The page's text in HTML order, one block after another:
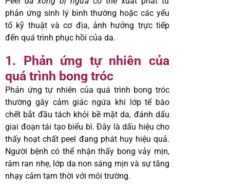
phản ứng sinh lý bình thường hoặc các yếu
tố kỹ thuật và cơ địa, ảnh hưởng trực tiếp
đến quá trình phục hồi của da.
1. Phản ứng tự nhiên của
quá trình bong tróc
Phản ứng tự nhiên của quá trình bong tróc
thường gây cảm giác ngứa khi lớp tế bào
chết bắt đầu tách khỏi bề mặt da, đánh dấu
giai đoạn tái tạo biểu bì. Đây là dấu hiệu cho
thấy hoạt chất peel đang phát huy hiệu quả.
Người bệnh có thể nhận thấy bong vảy mịn,
râm ran nhẹ, lớp da non sáng mịn và sự tăng
nhạy cảm tạm thời với môi trường.